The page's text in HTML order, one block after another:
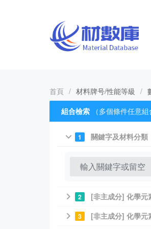
首頁 / 材料牌号/性能等級 /
組合檢索
（多個條件任意組
1 關鍵字及材料分類
2 [非主成分] 化學元
3 [非主成分] 化學元